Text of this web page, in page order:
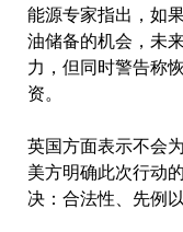
能源专家指出，如
油储备的机会，未
力，但同时警告称
资。
英国方面表示不会
美方明确此次行动
决：合法性、先例